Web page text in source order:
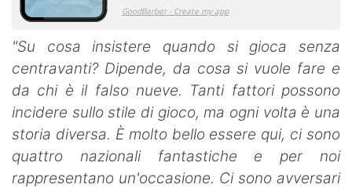
"Su cosa insistere quando si gioca senza
centravanti? Dipende, da cosa si vuole fare e
da chi è il falso nueve. Tanti fattori possono
incidere sullo stile di gioco, ma ogni volta è una
storia diversa. È molto bello essere qui, ci sono
quattro nazionali fantastiche e per noi
rappresentano un'occasione. Ci sono avversari